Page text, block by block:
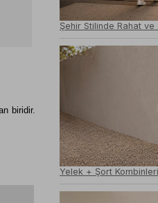
biridir.
Şehir Stilinde Rahat ve
Yelek + Şort